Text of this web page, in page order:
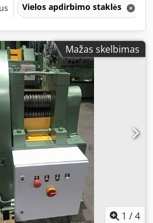
Vielos apdirbimo staklės
Mažas skelbimas
1 /4